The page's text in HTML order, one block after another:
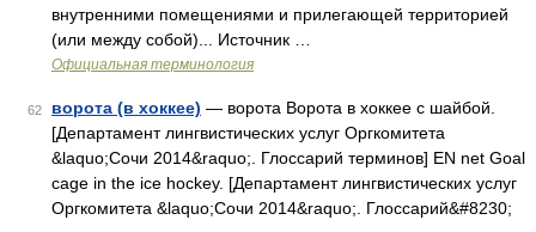
внутренними помещениями и прилегающей территорией
(или между собой)... Источник …
Официальная терминология
62 ворота (в хоккее) — ворота Ворота в хоккее с шайбой.
[Департамент лингвистических услуг Оргкомитета
&laquo;Сочи 2014&raquo;. Глоссарий терминов] EN net Goal
cage in the ice hockey. [Департамент лингвистических услуг
Оргкомитета &laquo;Сочи 2014&raquo;. Глоссарий&#8230;